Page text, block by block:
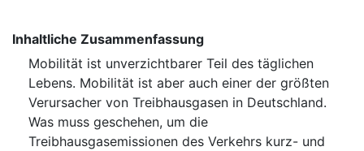
Inhaltliche Zusammenfassung
Mobilität ist unverzichtbarer Teil des täglichen
Lebens. Mobilität ist aber auch einer der größten
Verursacher von Treibhausgasen in Deutschland.
Was muss geschehen, um die
Treibhausgasemissionen des Verkehrs kurz- und